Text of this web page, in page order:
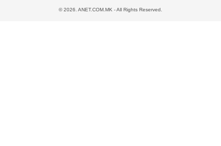
© 2026. ANET.COM.MK - All Rights Reserved.